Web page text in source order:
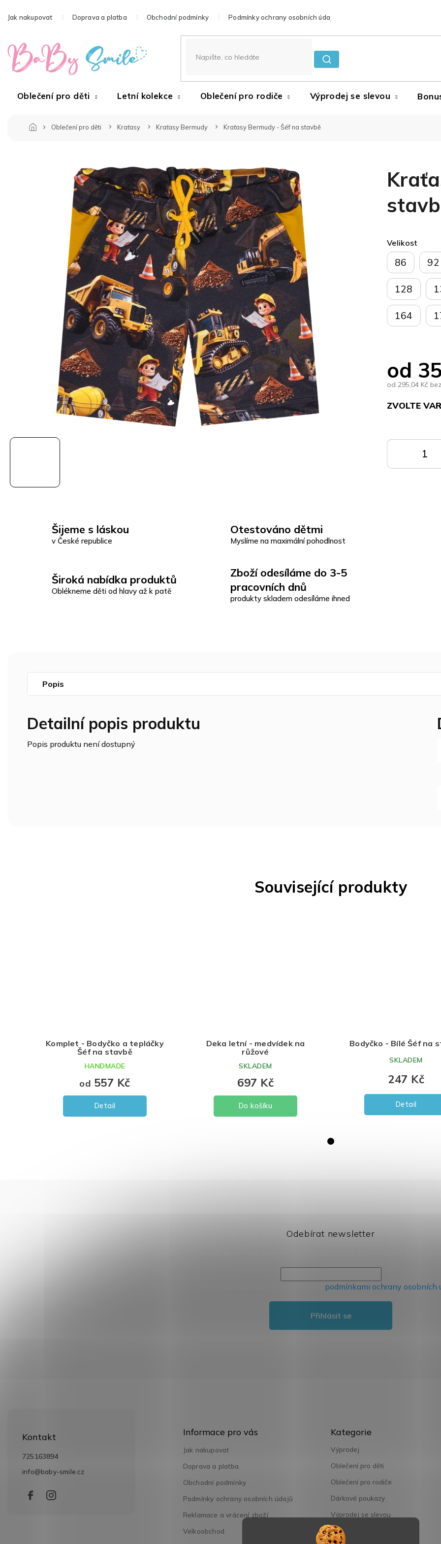
naJak nakupovat Doprava a platba Obchodní podmínky Podmínky ochrany osobních údajů
Oblečení pro děti Letní kolekce Oblečení pro rodiče Výprodej se slevou
Oblečení pro děti Kraťasy Kraťasy Bermudy Kraťasy Bermudy - Šéf na stavbě
Šijeme s láskou
v České republice
Otestováno dětmi
Myslíme na maximální pohodlnost
Široká nabídka produktů
Oblékneme děti od hlavy až k patě
Zboží odesíláme do 3-5
pracovních dnů
produkty skladem odesíláme ihned
od
od295,04 Kč
ZVOLTE
Velikost
86 92
128
164
Související produkty
Komplet - Bodyčko a tepláčky
Šéf na stavbě
od 557 Kč
Detail
HANDMADE
Deka letní - medvídek na
růžové
697 Kč
Do košíku
SKLADEM
Bodyčko - Bílé Šéf na
247 Kč
Detail
SKLADEM
Popis
Detailní popis produktu
Popis produktu není dostupný
Odebírat newsletter
podmínkami ochrany osobních
Přihlásit se
Kontakt
info@baby-smile.cz
725163894
Informace pro vás
Jak nakupovat
Doprava a platba
Obchodní podmínky
Podmínky ochrany osobních údajů
Reklamace a vrácení zboží
Velkoobchod
kategorie
Kategorie
Výprodej
Oblečení pro děti
Oblečení pro rodiče
Dárkové poukazy
Výprodej se slevou